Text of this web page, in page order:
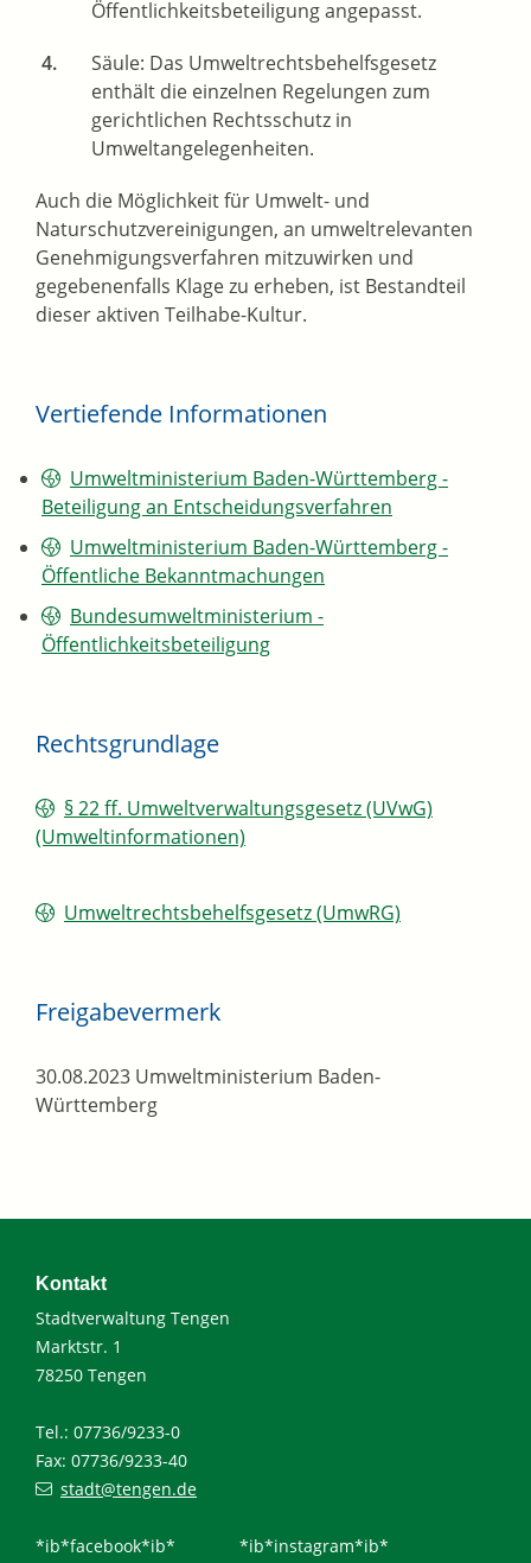
Öffentlichkeitsbeteiligung angepasst.
Säule: Das Umweltrechtsbehelfsgesetz
enthält die einzelnen Regelungen zum
gerichtlichen Rechtsschutz in
Umweltangelegenheiten.
Auch die Möglichkeit für Umwelt- und
Naturschutzvereinigungen, an umweltrelevanten
Genehmigungsverfahren mitzuwirken und
gegebenenfalls Klage zu erheben, ist Bestandteil
dieser aktiven Teilhabe-Kultur.
Vertiefende Informationen
Umweltministerium Baden-Württemberg -
Beteiligung an Entscheidungsverfahren
Umweltministerium Baden-Württemberg -
Öffentliche Bekanntmachungen
Bundesumweltministerium -
Öffentlichkeitsbeteiligung
Rechtsgrundlage
§ 22 ff. Umweltverwaltungsgesetz (UVwG)
(Umweltinformationen)
Umweltrechtsbehelfsgesetz (UmwRG)
Freigabevermerk
30.08.2023 Umweltministerium Baden-
Württemberg
Kontakt
Stadtverwaltung Tengen
Marktstr. 1
78250 Tengen
Tel.: 07736/9233-0
Fax: 07736/9233-40
stadt@tengen.de
*ib*facebook*ib*
*ib*instagram*ib*